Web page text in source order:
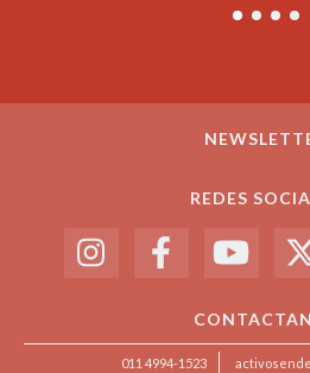
REDES
011 4994-1523